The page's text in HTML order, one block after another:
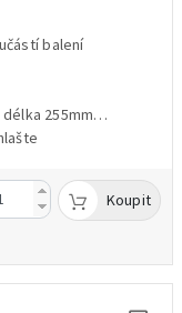
balení
krk ocelový 1 1/8" - 1 1/2" Ahead Tapered, délka 255mm
Koupit